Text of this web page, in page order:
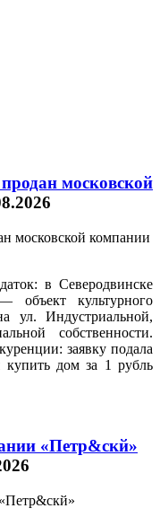
московской
в Северодвинске
культурного
ул. Индустриальной,
собственности.
заявку подала
купить дом за 1 рубль
«Петр&скй»